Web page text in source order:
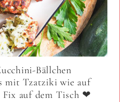
Bällchen
mit Tzatziki wie auf
auf dem Tisch ❤